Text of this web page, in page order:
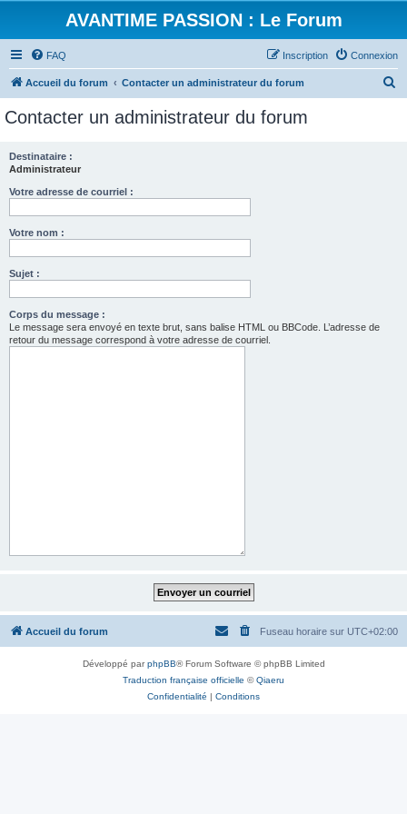
AVANTIME PASSION : Le Forum
FAQ Connexion
Inscription
Accueil du forum Contacter un administrateur du forum
Contacter un administrateur du forum
Destinataire :
Administrateur
Votre adresse de courriel :
Votre nom :
Sujet :
Corps du message :
Le message sera envoyé en texte brut, sans balise HTML ou BBCode. L’adresse de
retour du message correspond à votre adresse de courriel.
Accueil du forum Fuseau horaire sur UTC+02:00
Développé parphpBB® Forum Software © phpBB Limited
Traduction française officielle ©Qiaeru
Confidentialité | Conditions